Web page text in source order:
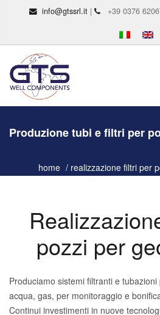
info@gtssrl.it| +39 0376
Produzione tubi e filtri per
home realizzazione filtri per
pozzi per
Produciamo sistemi filtranti e
acqua, gas, per monitoraggio e
Continui investimenti in nuove